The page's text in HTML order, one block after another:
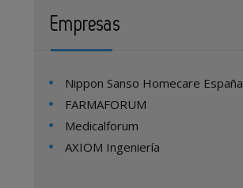
Empresas
Nippon Sanso Homecare España
FARMAFORUM
Medicalforum
AXIOM Ingeniería